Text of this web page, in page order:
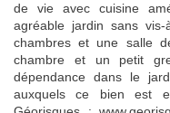
de vie avec cuisine
agréable jardin sans
chambres et une salle
chambre et un petit
dépendance dans le
auxquels ce bien est